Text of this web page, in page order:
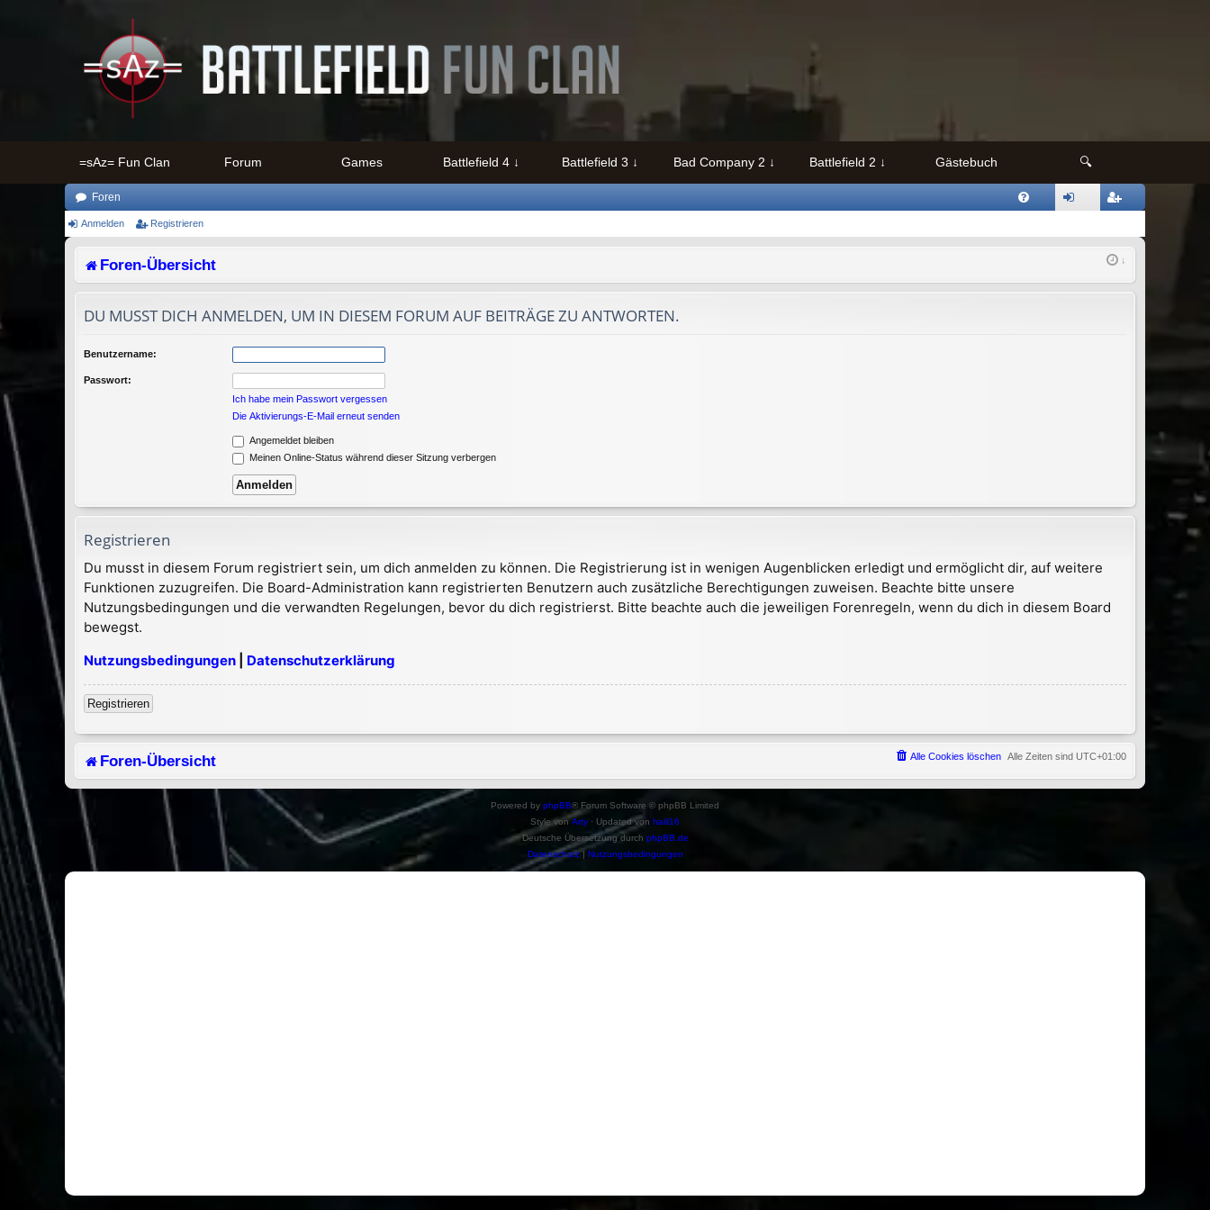
=sAz= Fun Clan Forum Games Battlefield 4 Battlefield 3 Bad Company 2 Battlefield 2 Gästebuch 🔍
Foren
eren
Anmelden Registrieren
Foren-Übersicht
DU MUSST DICH ANMELDEN, UM IN DIESEM FORUM AUF BEITRÄGE ZU ANTWORTEN.
Benutzername:
Passwort:
Ich habe mein Passwort vergessen
Die Aktivierungs-E-Mail erneut senden
Angemeldet bleiben
Meinen Online-Status während dieser Sitzung verbergen
Registrieren
Du musst in diesem Forum registriert sein, um dich anmelden zu können. Die Registrierung ist in wenigen Augenblicken erledigt und ermöglicht dir, auf weitere
Funktionen zuzugreifen. Die Board-Administration kann registrierten Benutzern auch zusätzliche Berechtigungen zuweisen. Beachte bitte unsere
Nutzungsbedingungen und die verwandten Regelungen, bevor du dich registrierst. Bitte beachte auch die jeweiligen Forenregeln, wenn du dich in diesem Board
bewegst.
Nutzungsbedingungen
Datenschutzerklärung
Registrieren
Foren-Übersicht Alle Zeiten sind UTC+01:00
Alle Cookies löschen
Powered by phpBB® Forum Software © phpBB Limited
Style vonArty · Updated von halil16
Deutsche Übersetzung durch phpBB.de
Datenschutz| Nutzungsbedingungen